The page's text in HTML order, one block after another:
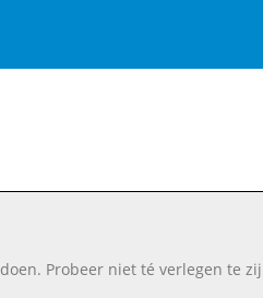
Probeer niet té verlegen te